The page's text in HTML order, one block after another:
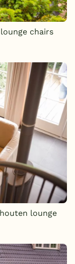
chairs
lounge